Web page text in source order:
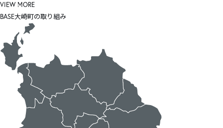
VIEW MORE
BASE大崎町の取り組み